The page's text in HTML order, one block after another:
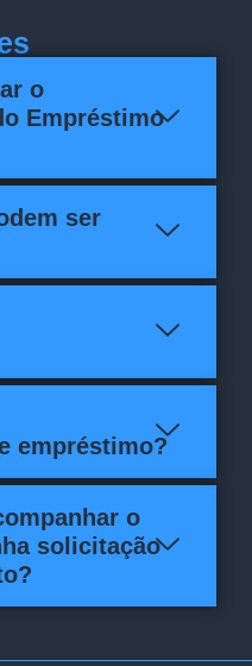
o
Empréstimo
ser
empréstimo?
o
solicitação